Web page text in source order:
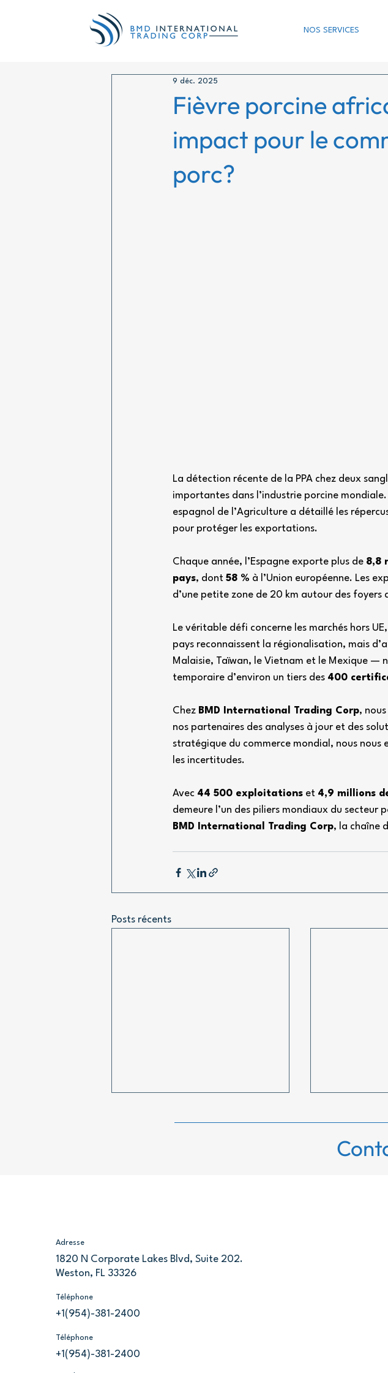
NOS SERVICES
Fièvre porcine
impact pour le
porc?
9 déc. 2025
La détection récente de la PPA chez deux
importantes dans l’industrie porcine
espagnol de l’Agriculture a détaillé les
pour protéger les exportations.
Chaque année, l’Espagne exporte plus de 8,8
pays, dont 58 % à l’Union européenne. Les
d’une petite zone de 20 km autour des foyers
Le véritable défi concerne les marchés hors
pays reconnaissent la régionalisation, mais
Malaisie, Taïwan, le Vietnam et le Mexique —
temporaire d’environ un tiers des 400
Chez BMD International Trading Corp,
nos partenaires des analyses à jour et des
stratégique du commerce mondial, nous
les incertitudes.
Avec 44 500 exploitations et 4,9 millions
demeure l’un des piliers mondiaux du secteur
BMD International Trading Corp, la chaîne
Posts récents
Adresse
1820 N Corporate Lakes Blvd, Suite 202.
Weston, FL 33326
Téléphone
+1(954)-381-2400
Téléphone
+1(954)-381-2400